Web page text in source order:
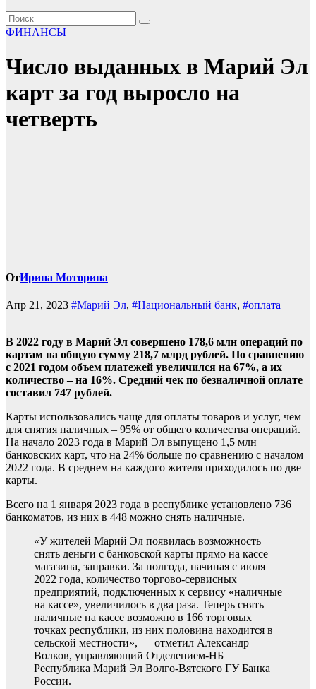
ФИНАНСЫ
Число выданных в Марий Эл
карт за год выросло на
четверть
ОтИрина Моторина
Апр 21, 2023 #Марий Эл, #Национальный банк, #оплата
В 2022 году в Марий Эл совершено 178,6 млн операций по
картам на общую сумму 218,7 млрд рублей. По сравнению
с 2021 годом объем платежей увеличился на 67%, а их
количество – на 16%. Средний чек по безналичной оплате
составил 747 рублей.
Карты использовались чаще для оплаты товаров и услуг, чем
для снятия наличных – 95% от общего количества операций.
На начало 2023 года в Марий Эл выпущено 1,5 млн
банковских карт, что на 24% больше по сравнению с началом
2022 года. В среднем на каждого жителя приходилось по две
карты.
Всего на 1 января 2023 года в республике установлено 736
банкоматов, из них в 448 можно снять наличные.
«У жителей Марий Эл появилась возможность
снять деньги с банковской карты прямо на кассе
магазина, заправки. За полгода, начиная с июля
2022 года, количество торгово-сервисных
предприятий, подключенных к сервису «наличные
на кассе», увеличилось в два раза. Теперь снять
наличные на кассе возможно в 166 торговых
точках республики, из них половина находится в
сельской местности», — отметил Александр
Волков, управляющий Отделением-НБ
Республика Марий Эл Волго-Вятского ГУ Банка
России.